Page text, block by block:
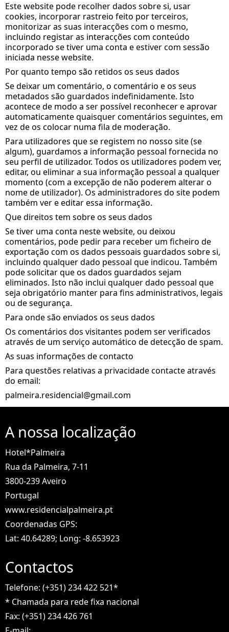
Este website pode recolher dados sobre si, usar
cookies, incorporar rastreio feito por terceiros,
monitorizar as suas interacções com o mesmo,
incluindo registar as interacções com conteúdo
incorporado se tiver uma conta e estiver com sessão
iniciada nesse website.
Por quanto tempo são retidos os seus dados
Se deixar um comentário, o comentário e os seus
metadados são guardados indefinidamente. Isto
acontece de modo a ser possível reconhecer e aprovar
automaticamente quaisquer comentários seguintes, em
vez de os colocar numa fila de moderação.
Para utilizadores que se registem no nosso site (se
algum), guardamos a informação pessoal fornecida no
seu perfil de utilizador. Todos os utilizadores podem ver,
editar, ou eliminar a sua informação pessoal a qualquer
momento (com a excepção de não poderem alterar o
nome de utilizador). Os administradores do site podem
também ver e editar essa informação.
Que direitos tem sobre os seus dados
Se tiver uma conta neste website, ou deixou
comentários, pode pedir para receber um ficheiro de
exportação com os dados pessoais guardados sobre si,
incluindo qualquer dado pessoal que indicou. Também
pode solicitar que os dados guardados sejam
eliminados. Isto não inclui qualquer dado pessoal que
seja obrigatório manter para fins administrativos, legais
ou de segurança.
Para onde são enviados os seus dados
Os comentários dos visitantes podem ser verificados
através de um serviço automático de detecção de spam.
As suas informações de contacto
Para questões relativas a privacidade contacte através
do email:
palmeira.residencial@gmail.com
A nossa localização
Hotel*Palmeira
Rua da Palmeira, 7-11
3800-239 Aveiro
Portugal
www.residencialpalmeira.pt
Coordenadas GPS:
Lat: 40.64289; Long: -8.653923
Contactos
Telefone: (+351) 234 422 521*
* Chamada para rede fixa nacional
Fax: (+351) 234 426 761